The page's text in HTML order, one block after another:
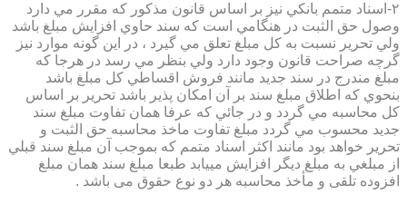
۲-اسناد متمم بانكي نيز بر اساس قانون مذكور كه مقرر مي دارد
وصول حق الثبت در هنگامي است كه سند حاوي افزايش مبلغ باشد
ولي تحرير نسبت به كل مبلغ تعلق مي گيرد ، در اين گونه موارد نيز
گرچه صراحت قانون وجود دارد ولي بنظر مي رسد در هرجا كه
مبلغ مندرج در سند جديد مانند فروش اقساطي كل مبلغ باشد
بنحوي كه اطلاق مبلغ سند بر آن امكان پذير باشد تحرير بر اساس
كل محاسبه مي گردد و در جائي كه عرفا همان تفاوت مبلغ سند
جديد محسوب مي گردد مبلغ تفاوت ماخذ محاسبه حق الثبت و
تحرير خواهد بود مانند اكثر اسناد متمم كه بموجب آن مبلغ سند قبلي
از مبلغي به مبلغ ديگر افزايش مييابد طبعا مبلغ سند همان مبلغ
افزوده تلقی و مأخذ محاسبه هر دو نوع حقوق می باشد .